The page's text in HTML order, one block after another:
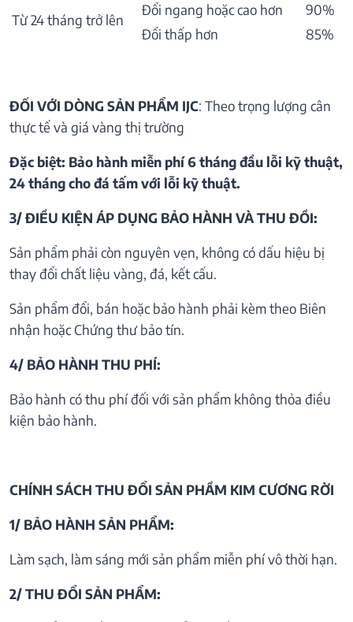
Từ 24 tháng trở lên
Đổi ngang hoặc cao hơn
90%
Đổi thấp hơn
85%
ĐỐI VỚI DÒNG SẢN PHẨM IJC: Theo trọng lượng cân
thực tế và giá vàng thị trường
Đặc biệt: Bảo hành miễn phí 6 tháng đầu lỗi kỹ thuật,
24 tháng cho đá tấm với lỗi kỹ thuật.
3/ ĐIỀU KIỆN ÁP DỤNG BẢO HÀNH VÀ THU ĐỒI:
Sản phẩm phải còn nguyên vẹn, không có dấu hiệu bị
thay đổi chất liệu vàng, đá, kết cấu.
Sản phẩm đổi, bán hoặc bảo hành phải kèm theo Biên
nhận hoặc Chứng thư bảo tín.
4/ BẢO HÀNH THU PHÍ:
Bảo hành có thu phí đối với sản phẩm không thỏa điều
kiện bảo hành.
CHÍNH SÁCH THU ĐỔI SẢN PHẦM KIM CƯƠNG RỜI
1/ BẢO HÀNH SẢN PHẨM:
Làm sạch, làm sáng mới sản phẩm miễn phí vô thời hạn.
2/ THU ĐỔI SẢN PHẨM: